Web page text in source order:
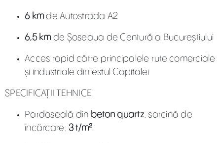
6 kmde Autostrada A2
6,5 kmde Șoseaua de Centură a Bucureștiului
Acces rapid către principalele rute comerciale
și industriale din estul Capitalei
SPECIFICAȚII TEHNICE
Pardoseală din beton quartz, sarcină de
încărcare: 3 t/m²